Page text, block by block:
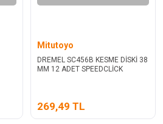
Mitutoyo
DREMEL SC456B KESME DİSKİ 38
MM 12 ADET SPEEDCLİCK
269,49 TL